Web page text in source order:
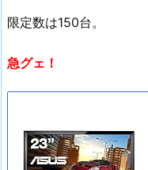
限定数は150台。
急グェ！